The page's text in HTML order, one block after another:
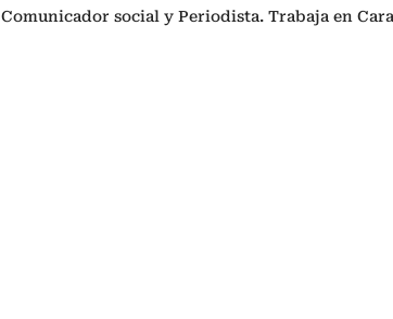
Comunicador social y Periodista. Trabaja en